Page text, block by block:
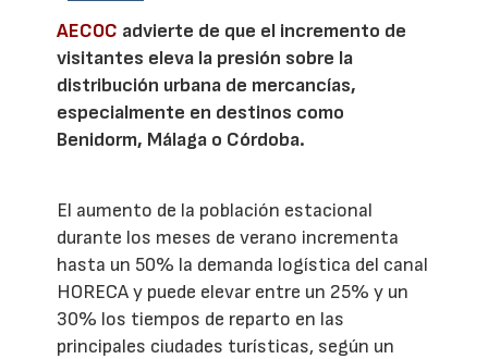
AECOC advierte de que el incremento de
visitantes eleva la presión sobre la
distribución urbana de mercancías,
especialmente en destinos como
Benidorm, Málaga o Córdoba.
El aumento de la población estacional
durante los meses de verano incrementa
hasta un 50% la demanda logística del canal
HORECA y puede elevar entre un 25% y un
30% los tiempos de reparto en las
principales ciudades turísticas, según un